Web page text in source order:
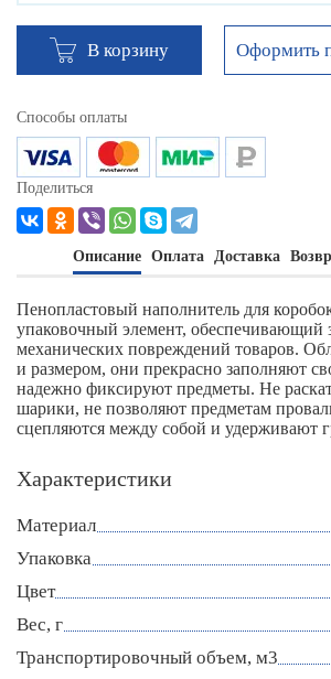
В корзину Оформить
Способы оплаты
Поделиться
Описание Оплата Доставка
Пенопластовый наполнитель для
упаковочный элемент, обеспечивающий
механических повреждений товаров.
и размером, они прекрасно заполняют
надежно фиксируют предметы. Не
шарики, не позволяют предметам
сцепляются между собой и удерживают
Характеристики
Материал
Упаковка
Цвет
Вес, г
Транспортировочный объем, м3